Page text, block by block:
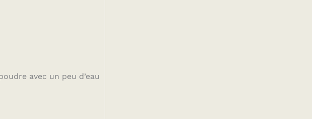
avec un peu d’eau